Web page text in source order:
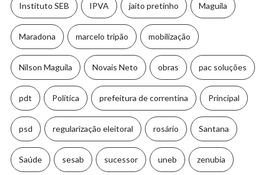
Instituto SEB IPVA jaito pretinho Maguila
Maradona marcelo tripão mobilização
Nilson Maguila Novais Neto obras pac soluções
pdt Política prefeitura de correntina Principal
psd regularização eleitoral rosário Santana
Saúde sesab sucessor uneb zenubia